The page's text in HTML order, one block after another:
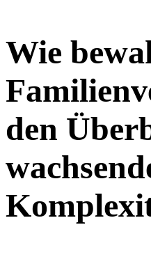
Wie
den